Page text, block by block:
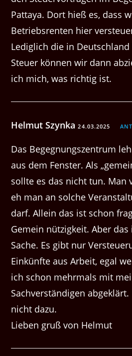
Pattaya. Dort hieß es, dass
Betriebsrenten hier
Lediglich die in
Steuer können wir dann
ich mich, was richtig ist.
Helmut Szynka24.03.2025
Das Begegnungszentrum
aus dem Fenster. Als
sollte es das nicht tun. Man
eh man an solche
darf. Allein das ist schon
Gemein nützigkeit. Aber
Sache. Es gibt nur
Einkünfte aus Arbeit, egal
ich schon mehrmals mit
Sachverständigen abgeklärt.
nicht dazu.
Lieben gruß von Helmut